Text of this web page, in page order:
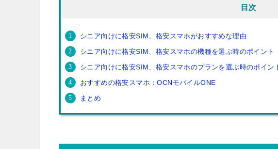
目次
シニア向けに格安SIM、格安スマホがおすすめな理由
シニア向けに格安SIM、格安スマホの機種を選ぶ時のポイント
シニア向けに格安SIM、格安スマホのプランを選ぶ時のポイン
おすすめの格安スマホ：OCNモバイルONE
まとめ